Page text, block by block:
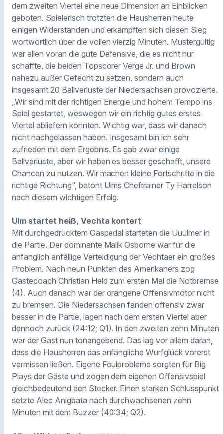
dem zweiten Viertel eine neue Dimension an Einblicken
geboten. Spielerisch trotzten die Hausherren heute
einigen Widerständen und erkämpften sich diesen Sieg
wortwörtlich über die vollen vierzig Minuten. Mustergültig
war allen voran die gute Defensive, die es nicht nur
schaffte, die beiden Topscorer Verge Jr. und Brown
nahezu außer Gefecht zu setzen, sondern auch
insgesamt 20 Ballverluste der Niedersachsen provozierte.
„Wir sind mit der richtigen Energie und hohem Tempo ins
Spiel gestartet, weswegen wir ein richtig gutes erstes
Viertel abliefern konnten. Wichtig war, dass wir danach
nicht nachgelassen haben. Insgesamt bin ich sehr
zufrieden mit dem Ergebnis. Es gab zwar einige
Ballverluste, aber wir haben es besser geschafft, unsere
Chancen zu nutzen. Wir machen kleine Fortschritte in die
richtige Richtung“, betont Ulms Cheftrainer Ty Harrelson
nach diesem wichtigen Erfolg.
Ulm startet heiß, Vechta kontert
Mit durchgedrücktem Gaspedal starteten die Uuulmer in
die Partie. Der dominante Malik Osborne war für die
anfänglich anfällige Verteidigung der Vechtaer ein großes
Problem. Nach neun Punkten des Amerikaners zog
Gästecoach Christian Held zum ersten Mal die Notbremse
(4). Auch danach war der orangene Offensivmotor nicht
zu bremsen. Die Niedersachsen fanden offensiv zwar
besser in die Partie, lagen nach dem ersten Viertel aber
dennoch zurück (24:12; Q1). In den zweiten zehn Minuten
war der Gast nun tonangebend. Das lag vor allem daran,
dass die Hausherren das anfängliche Wurfglück vorerst
vermissen ließen. Eigene Foulprobleme sorgten für Big
Plays der Gäste und zogen dem eigenen Offensivspiel
gleichbedeutend den Stecker. Einen starken Schlusspunkt
setzte Alec Anigbata nach durchwachsenen zehn
Minuten mit dem Buzzer (40:34; Q2).